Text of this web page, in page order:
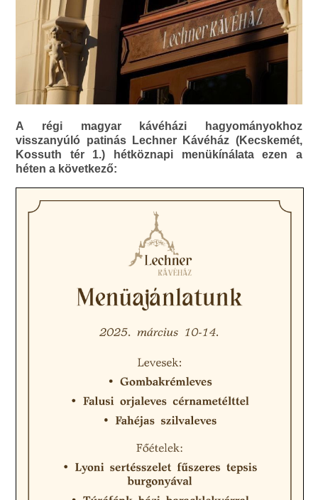
A régi magyar kávéházi hagyományokhoz
visszanyúló patinás Lechner Kávéház (Kecskemét,
Kossuth tér 1.) hétköznapi menükínálata ezen a
héten a következő: